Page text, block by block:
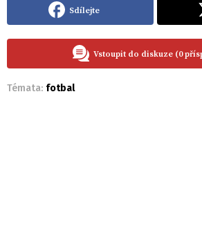
Sdílejte
Vstoupit do diskuze (0
Témata: fotbal